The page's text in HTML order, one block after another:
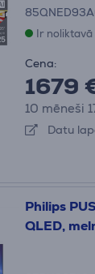
Ir noliktavā
Cena:
1679
10 mēneši
Datu
Philips
QLED,